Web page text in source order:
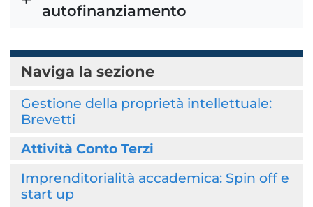
autofinanziamento
Naviga la sezione
Gestione della proprietà intellettuale:
Brevetti
Attività Conto Terzi
Imprenditorialità accademica: Spin off e
start up